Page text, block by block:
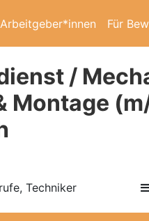
Für
/
Montage
Techniker